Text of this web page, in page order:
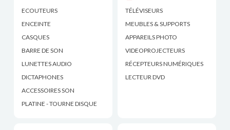
ECOUTEURS
ENCEINTE
CASQUES
BARRE DE SON
LUNETTES AUDIO
DICTAPHONES
ACCESSOIRES SON
PLATINE - TOURNE DISQUE
TÉLÉVISEURS
MEUBLES & SUPPORTS
APPAREILS PHOTO
VIDEOPROJECTEURS
RÉCEPTEURS NUMÉRIQUES
LECTEUR DVD